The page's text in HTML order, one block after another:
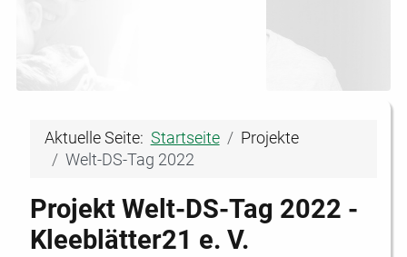
Aktuelle Seite: Startseite
Projekte
Welt-DS-Tag 2022
Projekt Welt-DS-Tag 2022 -
Kleeblätter21 e. V.